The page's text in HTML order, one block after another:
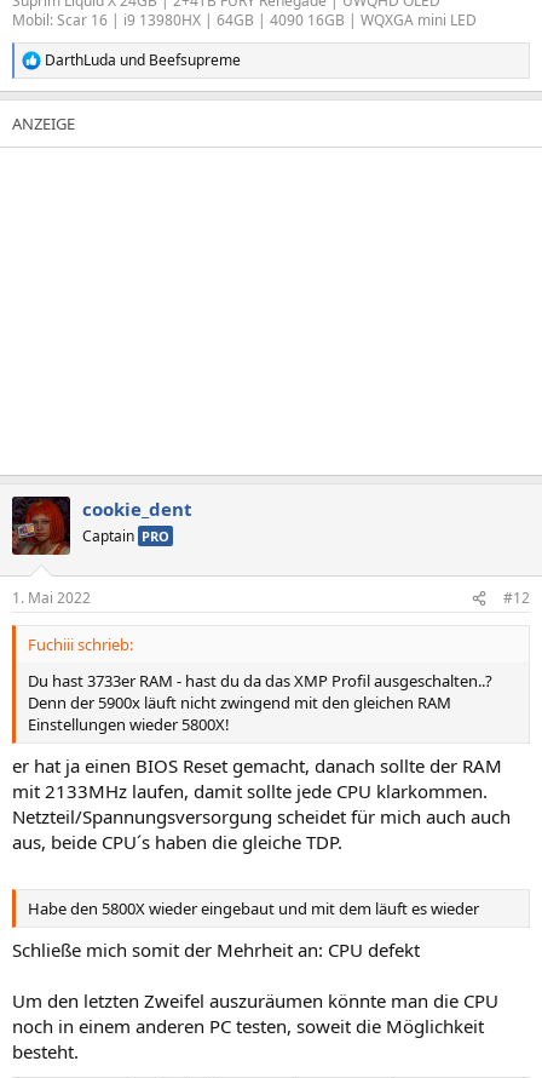
Mobil: Scar 16 | i9 13980HX | 64GB | 4090 16GB | WQXGA mini LED
R
e
a
k
t
DarthLuda und Beefsupreme
cookie_dent
Captain PRO
1. Mai 2022 #12
Fuchiii schrieb:
Du hast 3733er RAM - hast du da das XMP Profil ausgeschalten..?
Denn der 5900x läuft nicht zwingend mit den gleichen RAM
Einstellungen wieder 5800X!
er hat ja einen BIOS Reset gemacht, danach sollte der RAM
mit 2133MHz laufen, damit sollte jede CPU klarkommen.
Netzteil/Spannungsversorgung scheidet für mich auch auch
aus, beide CPU´s haben die gleiche TDP.
Habe den 5800X wieder eingebaut und mit dem läuft es wieder
Schließe mich somit der Mehrheit an: CPU defekt
Um den letzten Zweifel auszuräumen könnte man die CPU
noch in einem anderen PC testen, soweit die Möglichkeit
besteht.